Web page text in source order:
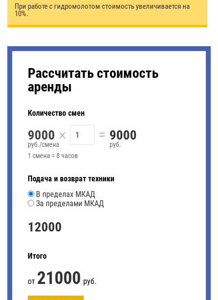
При работе с гидромолотом стоимость увеличивается на
10%.
Рассчитать стоимость
аренды
Количество смен
9000
руб./смена
× = 9000
руб.
1 смена = 8 часов
Подача и возврат техники
В пределах МКАД
За пределами МКАД
12000
Итого
от 21000 руб.